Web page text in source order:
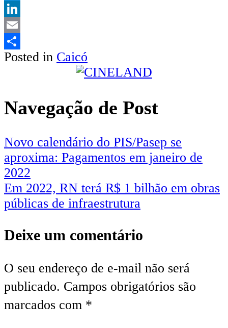
Twitter
LinkedIn
Email
Share
Posted in Caicó
Navegação de Post
Novo calendário do PIS/Pasep se
aproxima: Pagamentos em janeiro de
2022
Em 2022, RN terá R$ 1 bilhão em obras
públicas de infraestrutura
Deixe um comentário
O seu endereço de e-mail não será
publicado. Campos obrigatórios são
marcados com *